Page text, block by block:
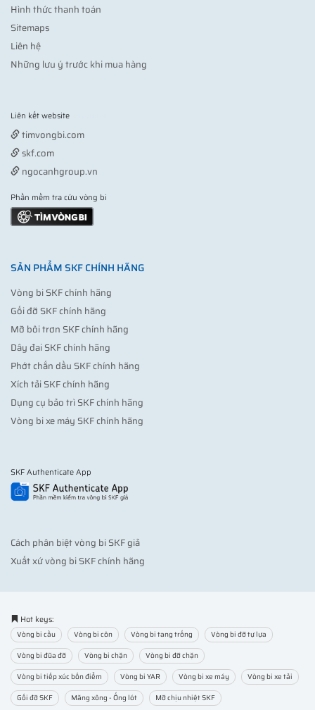
Hình thức thanh toán
Sitemaps
Liên hệ
Những lưu ý trước khi mua hàng
Liên kết website
timvongbi.com
skf.com
ngocanhgroup.vn
Phần mềm tra cứu vòng bi
SẢN PHẨM SKF CHÍNH HÃNG
Vòng bi SKF chính hãng
Gối đỡ SKF chính hãng
Mỡ bôi trơn SKF chính hãng
Dây đai SKF chính hãng
Phớt chắn dầu SKF chính hãng
Xích tải SKF chính hãng
Dụng cụ bảo trì SKF chính hãng
Vòng bi xe máy SKF chính hãng
SKF Authenticate App
Cách phân biệt vòng bi SKF giả
Xuất xứ vòng bi SKF chính hãng
Hot keys:
Vòng bi cầu Vòng bi côn Vòng bi tang trống
Vòng bi đỡ tự lựa
Vòng bi đũa đỡ
Vòng bi chặn
Vòng bi đỡ chặn
Vòng bi tiếp xúc bốn điểm
Vòng bi YAR Vòng bi xe máy
Vòng bi xe tải
Gối đỡ SKF
Măng xông - Ống lót
Mỡ chịu nhiệt SKF